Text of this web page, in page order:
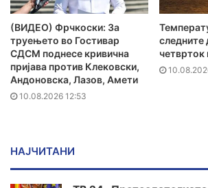
(ВИДЕО) Фрчкоски: За
труењето во Гостивар
СДСМ поднесе кривична
пријава против Клековски,
Андоновска, Лазов, Амети
10.08.2026 12:53
следните
НАЈЧИТАНИ